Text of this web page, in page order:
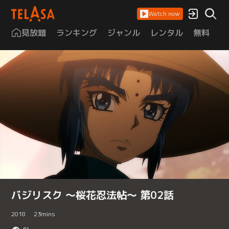
Watch now
見放題 ランキング ジャンル レンタル 無料
バジリスク ～桜花忍法帖～ 第02話
2018 23mins